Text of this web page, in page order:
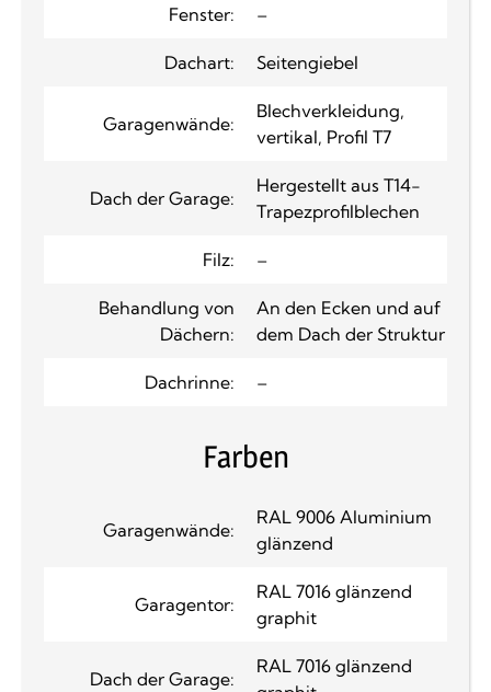
Fenster: –
Dachart: Seitengiebel
Garagenwände:
Blechverkleidung,
vertikal, Profil T7
Dach der Garage:
Hergestellt aus T14-
Trapezprofilblechen
Filz: –
Behandlung von
Dächern:
An den Ecken und auf
dem Dach der Struktur
Dachrinne: –
Farben
Garagenwände:
RAL 9006 Aluminium
glänzend
Garagentor:
RAL 7016 glänzend
graphit
Dach der Garage:
RAL 7016 glänzend